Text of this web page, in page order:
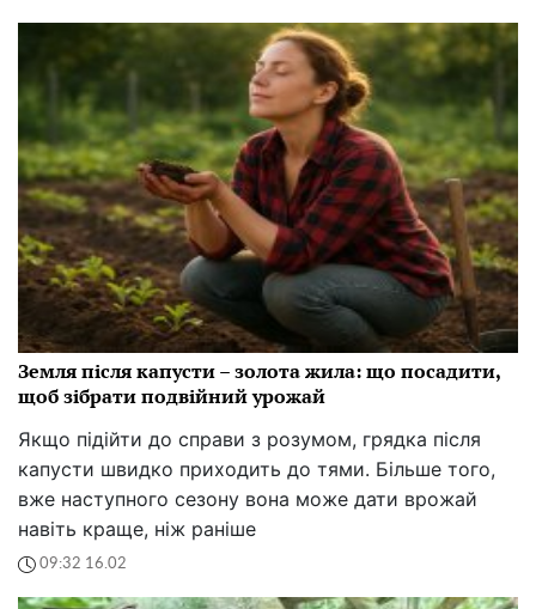
Земля після капусти – золота жила: що посадити,
щоб зібрати подвійний урожай
Якщо підійти до справи з розумом, грядка після
капусти швидко приходить до тями. Більше того,
вже наступного сезону вона може дати врожай
навіть краще, ніж раніше
09:32 16.02